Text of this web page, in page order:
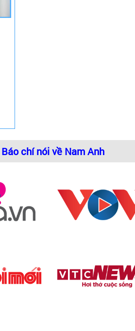
Báo chí nói về Nam Anh